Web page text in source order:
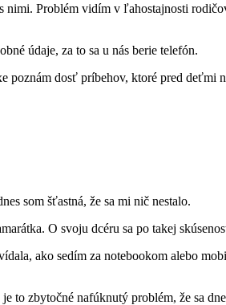
nimi. Problém vidím v ľahostajnosti
údaje, za to sa u nás berie telefón.
dosť príbehov, ktoré pred deťmi
som šťastná, že sa mi nič nestalo.
O svoju dcéru sa po takej
ako sedím za notebookom alebo
to zbytočné nafúknutý problém, že sa